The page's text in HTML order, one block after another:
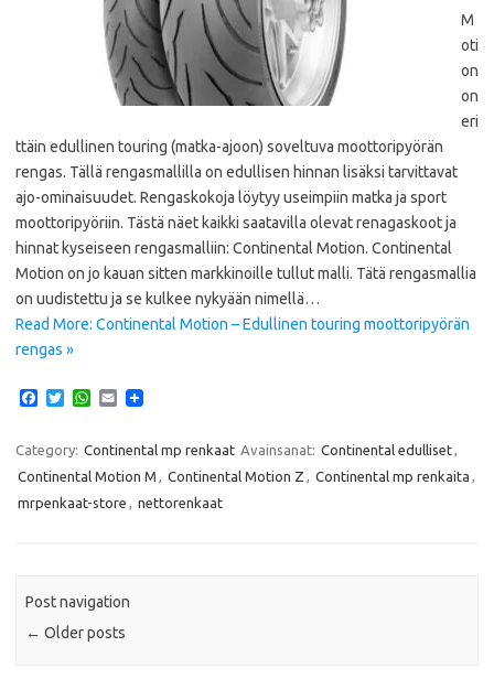
M
oti
on
on
eri
ttäin edullinen touring (matka-ajoon) soveltuva moottoripyörän
rengas. Tällä rengasmallilla on edullisen hinnan lisäksi tarvittavat
ajo-ominaisuudet. Rengaskokoja löytyy useimpiin matka ja sport
moottoripyöriin. Tästä näet kaikki saatavilla olevat renagaskoot ja
hinnat kyseiseen rengasmalliin: Continental Motion. Continental
Motion on jo kauan sitten markkinoille tullut malli. Tätä rengasmallia
on uudistettu ja se kulkee nykyään nimellä…
Read More: Continental Motion – Edullinen touring moottoripyörän
rengas »
e
b
o
o
T
t
e
r
W
t
s
A
p
E
i
l
Category: Continental mp renkaat Avainsanat: Continental edulliset,
Continental Motion M , Continental Motion Z , Continental mp renkaita ,
mrpenkaat-store , nettorenkaat
Post navigation
← Older posts